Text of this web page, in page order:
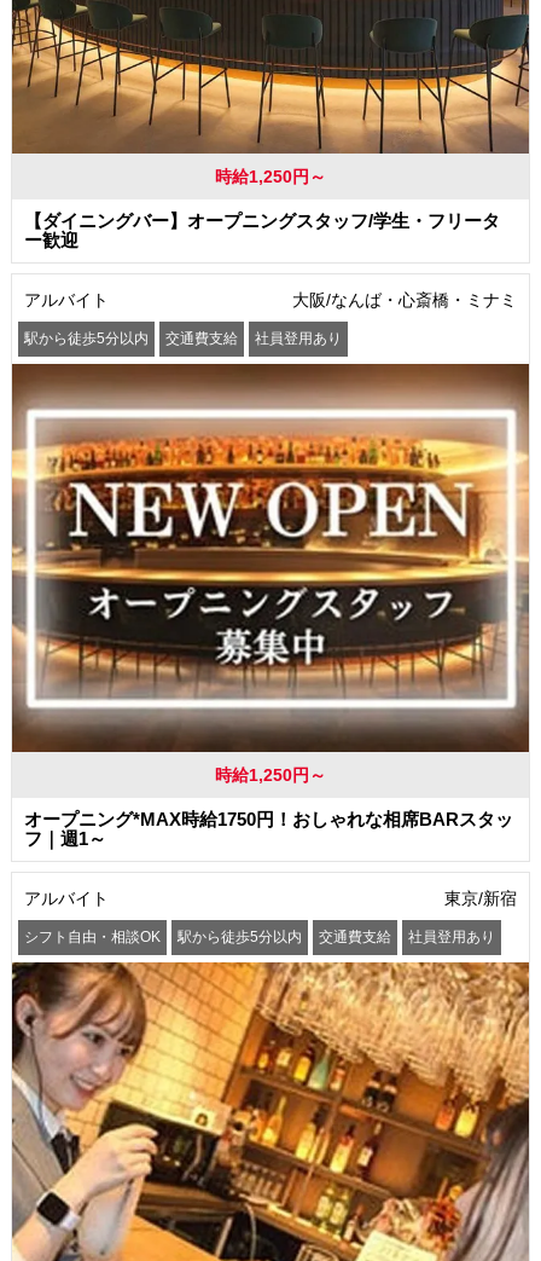
時給1,250円～
【ダイニングバー】オープニングスタッフ/学生・フリータ
ー歓迎
アルバイト 大阪/なんば・心斎橋・ミナミ
駅から徒歩5分以内 交通費支給 社員登用あり
時給1,250円～
オープニング*MAX時給1750円！おしゃれな相席BARスタッ
フ｜週1～
アルバイト 東京/新宿
シフト自由・相談OK 駅から徒歩5分以内 交通費支給 社員登用あり